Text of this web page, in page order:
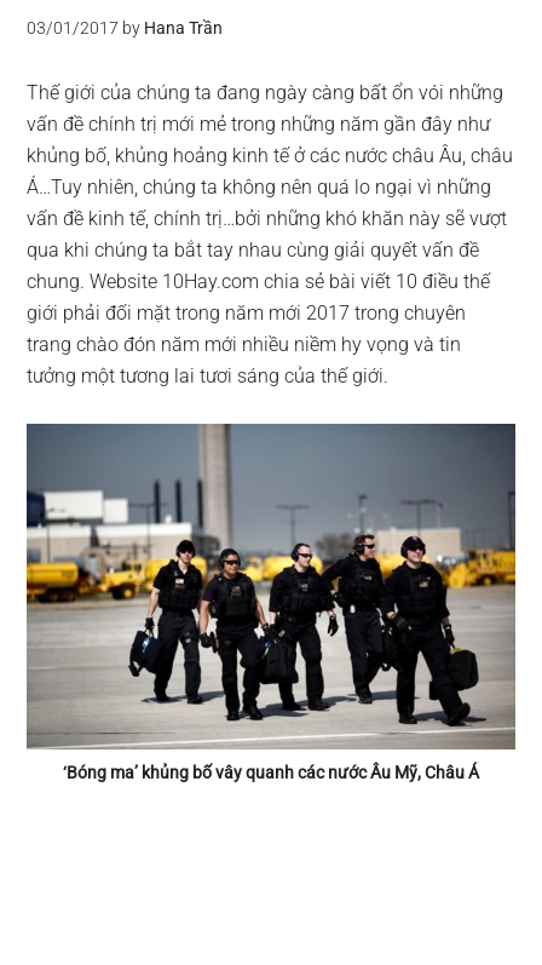
03/01/2017 by Hana Trần
Thế giới của chúng ta đang ngày càng bất ổn vói những
vấn đề chính trị mới mẻ trong những năm gần đây như
khủng bố, khủng hoảng kinh tế ở các nước châu Âu, châu
Á…Tuy nhiên, chúng ta không nên quá lo ngại vì những
vấn đề kinh tế, chính trị…bởi những khó khăn này sẽ vượt
qua khi chúng ta bắt tay nhau cùng giải quyết vấn đề
chung. Website 10Hay.com chia sẻ bài viết 10 điều thế
giới phải đối mặt trong năm mới 2017 trong chuyên
trang chào đón năm mới nhiều niềm hy vọng và tin
tưởng một tương lai tươi sáng của thế giới.
‘Bóng ma’ khủng bố vây quanh các nước Âu Mỹ, Châu Á